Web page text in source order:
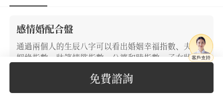
感情婚配合盤
通過兩個人的生辰八字可以看出婚姻幸福指數、夫妻
姻緣指數、牀笫情慾指數、公婆和睦指數、子女狀態
可以提前知曉婚後的生活情況，瞭解容易出現的問
題，做到防範於未然。
免費諮詢